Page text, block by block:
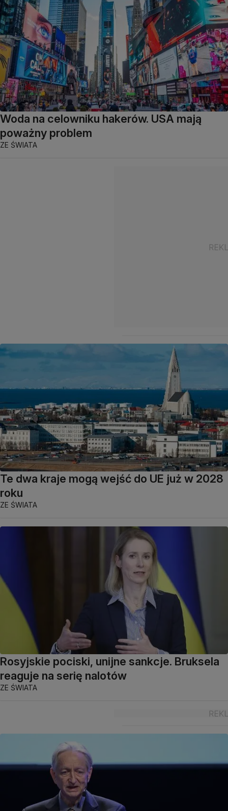
Woda na celowniku hakerów. USA mają
poważny problem
ZE ŚWIATA
Te dwa kraje mogą wejść do UE już w 2028
roku
ZE ŚWIATA
Rosyjskie pociski, unijne sankcje. Bruksela
reaguje na serię nalotów
ZE ŚWIATA